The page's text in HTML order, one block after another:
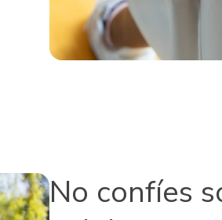
No confíes